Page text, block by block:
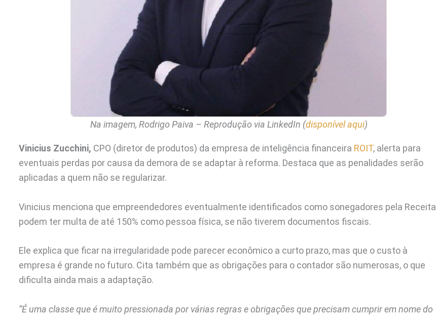
Na imagem, Rodrigo Paiva – Reprodução via LinkedIn (disponível aqui)
Vinicius Zucchini, CPO (diretor de produtos) da empresa de inteligência financeira ROIT, alerta para
eventuais perdas por causa da demora de se adaptar à reforma. Destaca que as penalidades serão
aplicadas a quem não se regularizar.
Vinicius menciona que empreendedores eventualmente identificados como sonegadores pela Receita
podem ter multa de até 150% como pessoa física, se não tiverem documentos fiscais.
Ele explica que ficar na irregularidade pode parecer econômico a curto prazo, mas que o custo à
empresa é grande no futuro. Cita também que as obrigações para o contador são numerosas, o que
dificulta ainda mais a adaptação.
“É uma classe que é muito pressionada por várias regras e obrigações que precisam cumprir em nome do